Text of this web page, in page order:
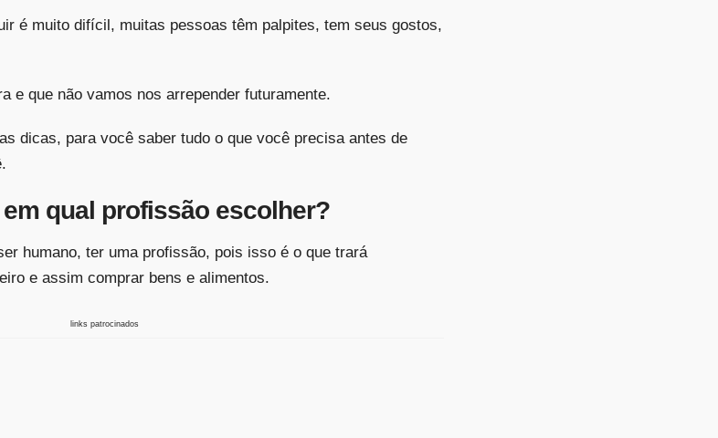
é muito difícil, muitas pessoas têm palpites, tem seus gostos,
e que não vamos nos arrepender futuramente.
dicas, para você saber tudo o que você precisa antes de
qual profissão escolher?
humano, ter uma profissão, pois isso é o que trará
e assim comprar bens e alimentos.
links patrocinados